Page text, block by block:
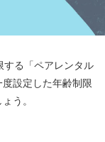
する「ペアレンタル
設定した年齢制限
う。